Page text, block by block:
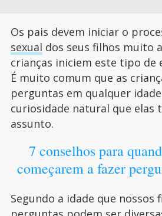
Os pais devem iniciar o
sexual dos seus filhos muito
crianças iniciem este tipo de
É muito comum que as
perguntas em qualquer
curiosidade natural que elas
assunto.
7 conselhos para
começarem a fazer
Segundo a idade que nossos